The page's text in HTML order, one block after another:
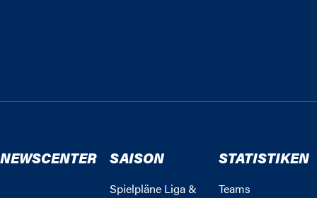
NEWSCENTER SAISON
Spielpläne Liga &
STATISTIKEN
Teams